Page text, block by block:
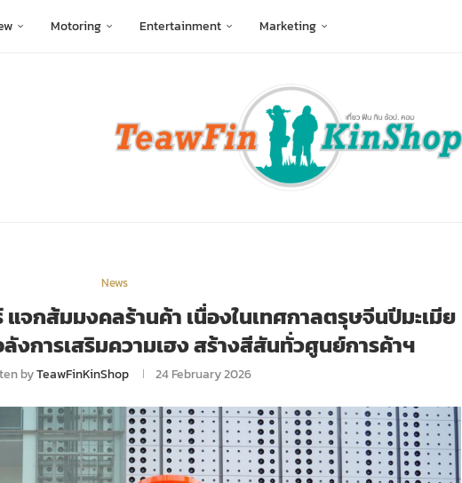
Motoring Entertainment Marketing
News
แจกส้มมงคลร้านค้า เนื่องในเทศกาลตรุษจีนปีมะเมีย
การเสริมความเฮง สร้างสีสันทั่วศูนย์การค้าฯ
byTeawFinKinShop 24 February 2026